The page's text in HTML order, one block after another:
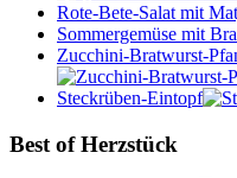
Rote-Bete-Salat mit
Sommergemüse mit
Zucchini-Bratwurst-
Steckrüben-Eintopf
Best of Herzstück